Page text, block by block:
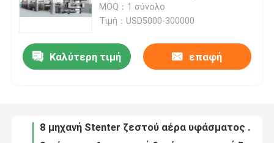
Προϊόντα
Περίπου εμείς
Ποιοτικός έλεγχος
MOQ：1 σύνολο
Τιμή：USD5000-300000
Καλύτερη τιμή επαφή
8 μηχανή Stenter ζεστού αέρα υφάσματος αιθουσών 100m/Min για το ύφασμα 10 δεράτων αίθουσα
Υφαντικός στεγνωτήρας Tensionless μηχανών χαλάρωσης υφάσματος 170 βαθμού θερμαμένος αέριο